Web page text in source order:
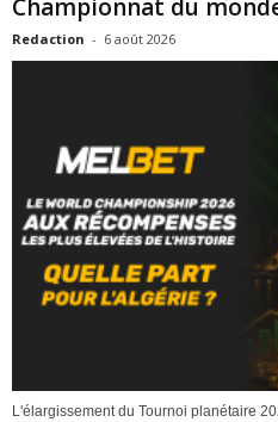
Championnat du
Redaction - 6 août 2026
L'élargissement du Tournoi planétaire